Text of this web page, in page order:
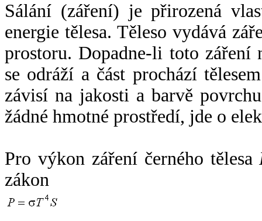
Sálání (záření) je přirozená
energie tělesa. Těleso vydává
prostoru. Dopadne-li toto záření
se odráží a část prochází
závisí na jakosti a barvě
žádné hmotné prostředí, jde o
Pro výkon záření černého tělesa
zákon